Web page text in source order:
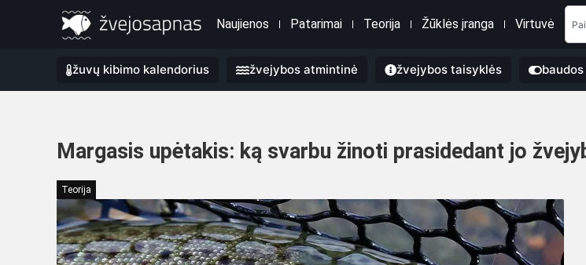
Naujienos Patarimai Teorija Žūklės įranga Virtuvė
žuvų kibimo kalendorius žvejybos atmintinė žvejybos taisyklės baudos
Margasis upėtakis: ką svarbu žinoti prasidedant jo
Teorija